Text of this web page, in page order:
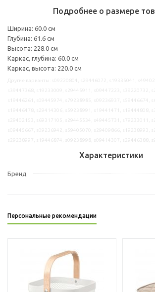
Подробнее о размере
Ширина: 60.0 см
Глубина: 61.6 см
Высота: 228.0 см
Каркас, глубина: 60.0 см
Каркас, высота: 220.0 см
Характеристики
Бренд
Персональные рекомендации